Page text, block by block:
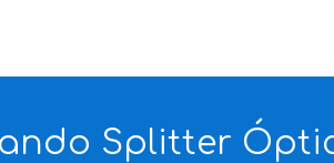
Splitter